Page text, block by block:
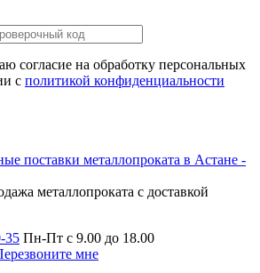
согласие на обработку персональных
с политикой конфиденциальности
металлопроката с доставкой
35 Пн-Пт с 9.00 до 18.00
мне